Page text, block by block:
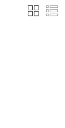
Anzeigen
als
Liste